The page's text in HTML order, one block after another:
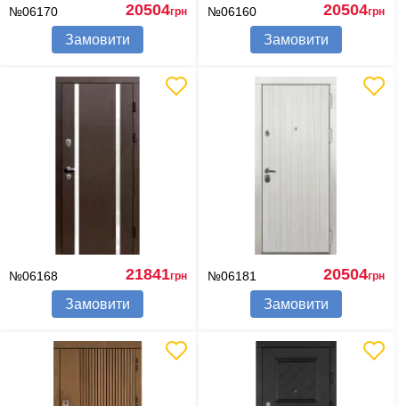
№06170 20504грн
Замовити
№06160 20504грн
Замовити
№06168 21841грн
Замовити
№06181 20504грн
Замовити